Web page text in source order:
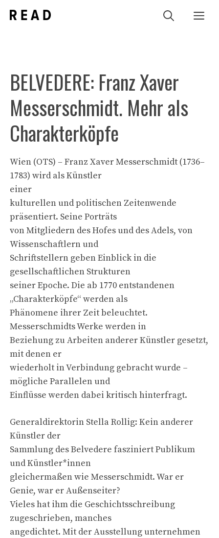
Inhalt
BELVEDERE: Franz Xaver
Messerschmidt. Mehr als
Charakterköpfe
Wien (OTS) – Franz Xaver Messerschmidt (1736–
1783) wird als Künstler
einer
kulturellen und politischen Zeitenwende
präsentiert. Seine Porträts
von Mitgliedern des Hofes und des Adels, von
Wissenschaftlern und
Schriftstellern geben Einblick in die
gesellschaftlichen Strukturen
seiner Epoche. Die ab 1770 entstandenen
„Charakterköpfe“ werden als
Phänomene ihrer Zeit beleuchtet.
Messerschmidts Werke werden in
Beziehung zu Arbeiten anderer Künstler gesetzt,
mit denen er
wiederholt in Verbindung gebracht wurde –
mögliche Parallelen und
Einflüsse werden dabei kritisch hinterfragt.
Generaldirektorin Stella Rollig: Kein anderer
Künstler der
Sammlung des Belvedere fasziniert Publikum
und Künstler*innen
gleichermaßen wie Messerschmidt. War er
Genie, war er Außenseiter?
Vieles hat ihm die Geschichtsschreibung
zugeschrieben, manches
angedichtet. Mit der Ausstellung unternehmen